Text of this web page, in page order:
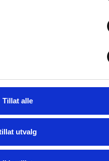
Tillat alle
utvalg
arrangerer
20 september. Her kan
Se spennende
Og for deg som